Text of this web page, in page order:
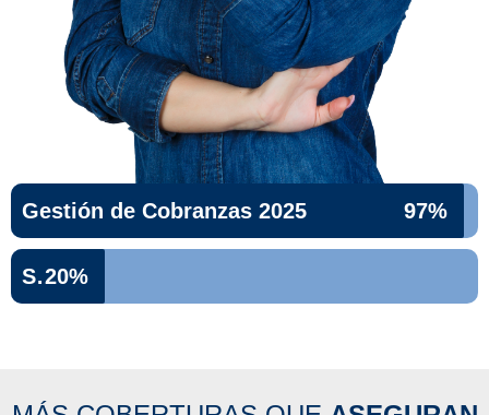
Gestión de Cobranzas 2025 97%
Siniestralidad 2025
20%